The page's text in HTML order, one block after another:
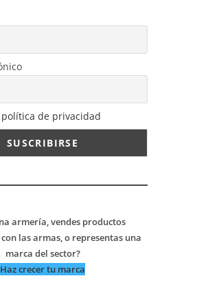
de privacidad
armería, vendes productos
las armas, o representas una
marca del sector?
Haz crecer tu marca